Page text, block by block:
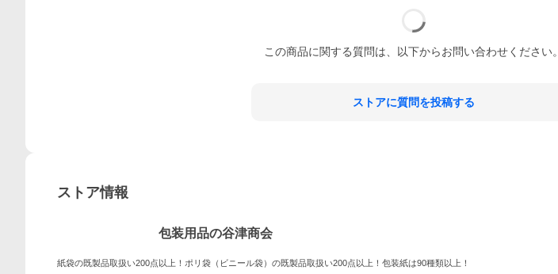
この商品に関する質問は、以下からお問い合わせください。
ストアに質問を投稿する
ストア情報
包装用品の谷津商会
紙袋の既製品取扱い200点以上！ポリ袋（ビニール袋）の既製品取扱い200点以上！包装紙は90種類以上！